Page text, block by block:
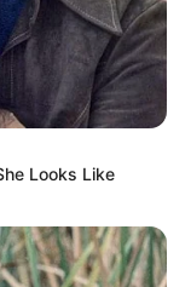
Looks Like